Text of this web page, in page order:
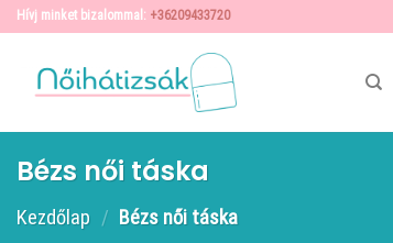
Skip
to
content
Hívj minket bizalommal: +36209433720
Bézs női táska
Kezdőlap / Bézs női táska